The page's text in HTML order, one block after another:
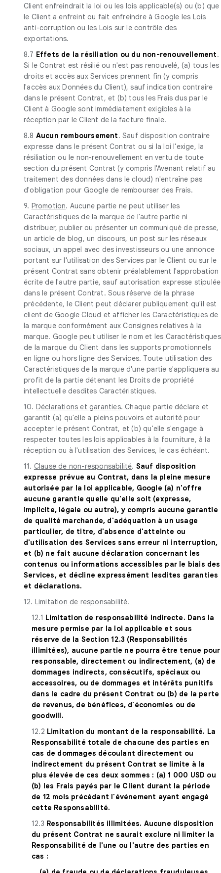
Client enfreindrait la loi ou les lois applicable(s) ou (b) que
le Client a enfreint ou fait enfreindre à Google les Lois
anti-corruption ou les Lois sur le contrôle des
exportations.
8.7 Effets de la résiliation ou du non-renouvellement.
Si le Contrat est résilié ou n'est pas renouvelé, (a) tous les
droits et accès aux Services prennent fin (y compris
l'accès aux Données du Client), sauf indication contraire
dans le présent Contrat, et (b) tous les Frais dus par le
Client à Google sont immédiatement exigibles à la
réception par le Client de la facture finale.
8.8 Aucun remboursement. Sauf disposition contraire
expresse dans le présent Contrat ou si la loi l'exige, la
résiliation ou le non-renouvellement en vertu de toute
section du présent Contrat (y compris l'Avenant relatif au
traitement des données dans le cloud) n'entraîne pas
d'obligation pour Google de rembourser des Frais.
9. Promotion. Aucune partie ne peut utiliser les
Caractéristiques de la marque de l'autre partie ni
distribuer, publier ou présenter un communiqué de presse,
un article de blog, un discours, un post sur les réseaux
sociaux, un appel avec des investisseurs ou une annonce
portant sur l'utilisation des Services par le Client ou sur le
présent Contrat sans obtenir préalablement l'approbation
écrite de l'autre partie, sauf autorisation expresse stipulée
dans le présent Contrat. Sous réserve de la phrase
précédente, le Client peut déclarer publiquement qu'il est
client de Google Cloud et afficher les Caractéristiques de
la marque conformément aux Consignes relatives à la
marque. Google peut utiliser le nom et les Caractéristiques
de la marque du Client dans les supports promotionnels
en ligne ou hors ligne des Services. Toute utilisation des
Caractéristiques de la marque d'une partie s'appliquera au
profit de la partie détenant les Droits de propriété
intellectuelle desdites Caractéristiques.
10. Déclarations et garanties. Chaque partie déclare et
garantit (a) qu'elle a pleins pouvoirs et autorité pour
accepter le présent Contrat, et (b) qu'elle s'engage à
respecter toutes les lois applicables à la fourniture, à la
réception ou à l'utilisation des Services, le cas échéant.
11. Clause de non-responsabilité. Sauf disposition
expresse prévue au Contrat, dans la pleine mesure
autorisée par la loi applicable, Google (a) n'offre
aucune garantie quelle qu'elle soit (expresse,
implicite, légale ou autre), y compris aucune garantie
de qualité marchande, d'adéquation à un usage
particulier, de titre, d'absence d'atteinte ou
d'utilisation des Services sans erreur ni interruption,
et (b) ne fait aucune déclaration concernant les
contenus ou informations accessibles par le biais des
Services, et décline expressément lesdites garanties
et déclarations.
12. Limitation de responsabilité.
12.1 Limitation de responsabilité indirecte. Dans la
mesure permise par la loi applicable et sous
réserve de la Section 12.3 (Responsabilités
illimitées), aucune partie ne pourra être tenue pour
responsable, directement ou indirectement, (a) de
dommages indirects, consécutifs, spéciaux ou
accessoires, ou de dommages et intérêts punitifs
dans le cadre du présent Contrat ou (b) de la perte
de revenus, de bénéfices, d'économies ou de
goodwill.
12.2 Limitation du montant de la responsabilité. La
Responsabilité totale de chacune des parties en
cas de dommages découlant directement ou
indirectement du présent Contrat se limite à la
plus élevée de ces deux sommes : (a) 1 000 USD ou
(b) les Frais payés par le Client durant la période
de 12 mois précédant l'événement ayant engagé
cette Responsabilité.
12.3 Responsabilités illimitées. Aucune disposition
du présent Contrat ne saurait exclure ni limiter la
Responsabilité de l'une ou l'autre des parties en
cas :